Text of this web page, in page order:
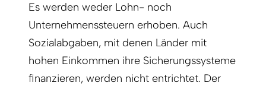
Es werden weder Lohn- noch
Unternehmenssteuern erhoben. Auch
Sozialabgaben, mit denen Länder mit
hohen Einkommen ihre Sicherungssysteme
finanzieren, werden nicht entrichtet. Der